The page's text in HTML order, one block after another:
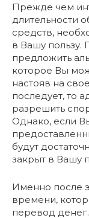
Прежде чем
длительности
средств,
в Вашу пользу.
предложить
которое Вы
настояв на
последует, то
разрешить
Однако, если
будут
закрыт в Вашу
Именно после
времени,
перевод